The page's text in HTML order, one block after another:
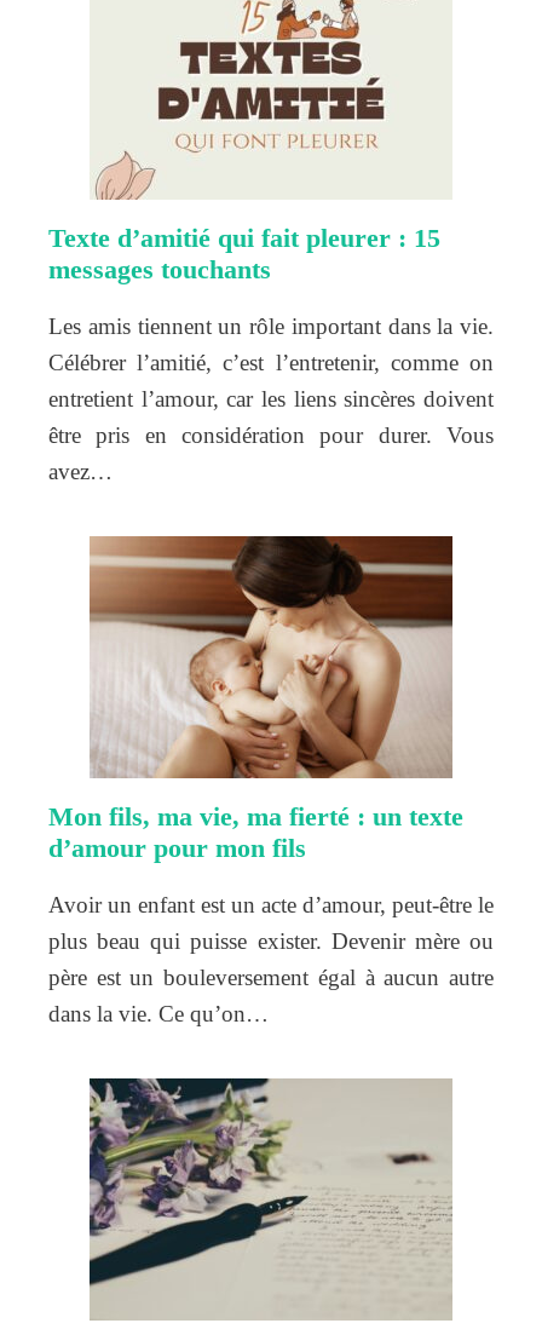
Texte d’amitié qui fait pleurer : 15
messages touchants
Les amis tiennent un rôle important dans la vie.
Célébrer l’amitié, c’est l’entretenir, comme on
entretient l’amour, car les liens sincères doivent
être pris en considération pour durer. Vous
avez…
Mon fils, ma vie, ma fierté : un texte
d’amour pour mon fils
Avoir un enfant est un acte d’amour, peut-être le
plus beau qui puisse exister. Devenir mère ou
père est un bouleversement égal à aucun autre
dans la vie. Ce qu’on…